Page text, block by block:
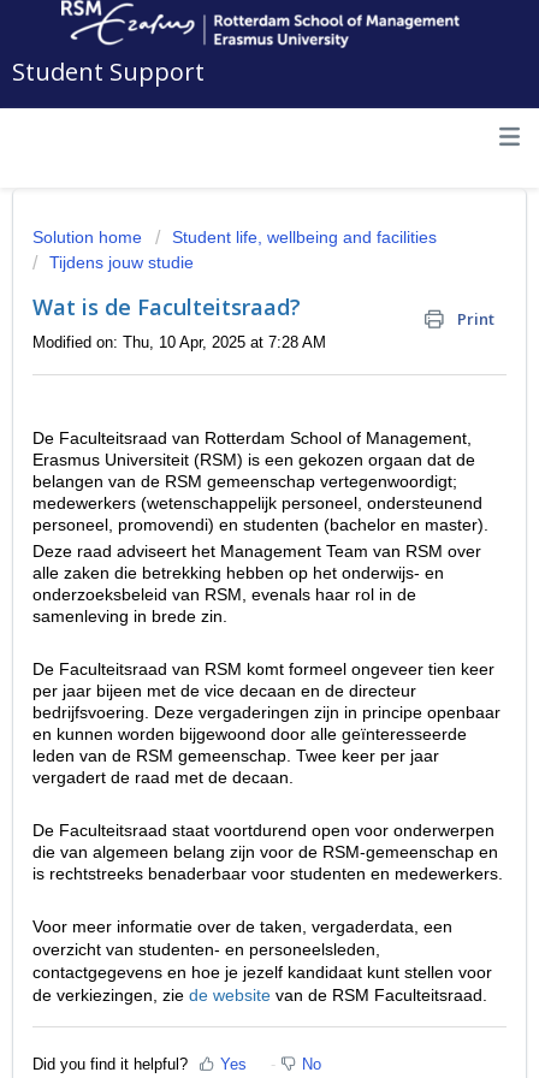
Student Support
Solution home
Student life, wellbeing and facilities
Tijdens jouw studie
Wat is de Faculteitsraad? Print
Modified on: Thu, 10 Apr, 2025 at 7:28 AM
De Faculteitsraad van Rotterdam School of Management,
Erasmus Universiteit (RSM) is een gekozen orgaan dat de
belangen van de RSM gemeenschap vertegenwoordigt;
medewerkers (wetenschappelijk personeel, ondersteunend
personeel, promovendi) en studenten (bachelor en master).
Deze raad adviseert het Management Team van RSM over
alle zaken die betrekking hebben op het onderwijs- en
onderzoeksbeleid van RSM, evenals haar rol in de
samenleving in brede zin.
De Faculteitsraad van RSM komt formeel ongeveer tien keer
per jaar bijeen met de vice decaan en de directeur
bedrijfsvoering. Deze vergaderingen zijn in principe openbaar
en kunnen worden bijgewoond door alle geïnteresseerde
leden van de RSM gemeenschap. Twee keer per jaar
vergadert de raad met de decaan.
De Faculteitsraad staat voortdurend open voor onderwerpen
die van algemeen belang zijn voor de RSM-gemeenschap en
is rechtstreeks benaderbaar voor studenten en medewerkers.
Voor meer informatie over de taken, vergaderdata, een
overzicht van studenten- en personeelsleden,
contactgegevens en hoe je jezelf kandidaat kunt stellen voor
de verkiezingen, zie de website van de RSM Faculteitsraad.
Did you find it helpful? Yes No